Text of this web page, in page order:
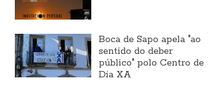
Boca de Sapo apela "ao
sentido do deber
público" polo Centro de
Día XA